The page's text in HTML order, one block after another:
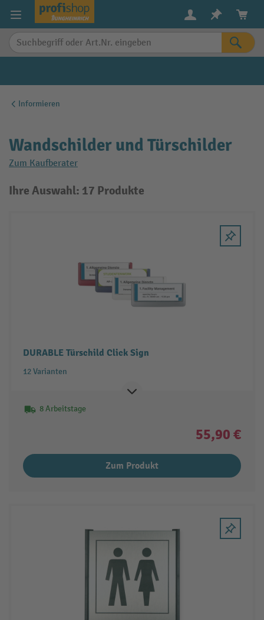
springen
Informieren
Wandschilder und Türschilder
Zum Kaufberater
Ihre Auswahl: 17 Produkte
DURABLE Türschild Click Sign
12 Varianten
8 Arbeitstage
55,90 €
Zum Produkt